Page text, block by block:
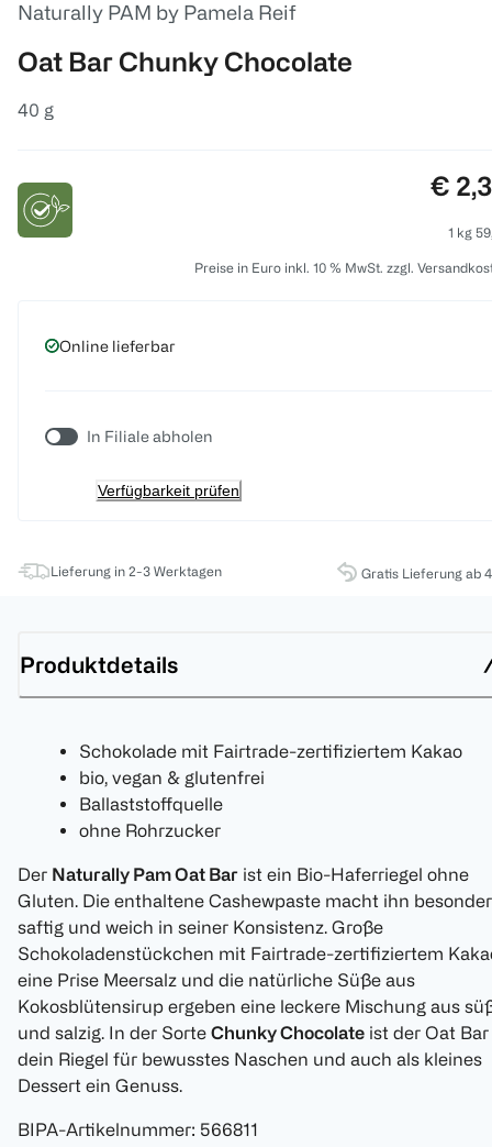
Naturally PAM by Pamela Reif
Oat Bar Chunky Chocolate
40 g
€
1 kg
Preise in Euro inkl. 10 % MwSt. zzgl.
Online lieferbar
In Filiale abholen
Verfügbarkeit prüfen
Lieferung in 2-3 Werktagen Gratis Lieferung ab
Produktdetails
Schokolade mit Fairtrade-zertifiziertem Kakao
bio, vegan & glutenfrei
Ballaststoffquelle
ohne Rohrzucker
Der Naturally Pam Oat Bar ist ein Bio-Haferriegel ohne
Gluten. Die enthaltene Cashewpaste macht ihn
saftig und weich in seiner Konsistenz. Große
Schokoladenstückchen mit Fairtrade-zertifiziertem
eine Prise Meersalz und die natürliche Süße aus
Kokosblütensirup ergeben eine leckere Mischung aus
und salzig. In der Sorte Chunky Chocolate ist der Oat Bar
dein Riegel für bewusstes Naschen und auch als kleines
Dessert ein Genuss.
BIPA-Artikelnummer: 566811